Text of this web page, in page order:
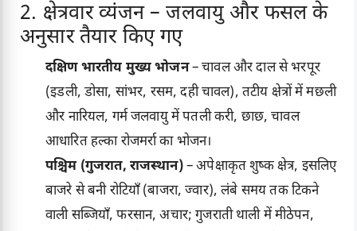
2. क्षेत्रवार व्यंजन – जलवायु और फसल के
अनुसार तैयार किए गए
दक्षिण भारतीय मुख्य भोजन– चावल और दाल से भरपूर
(इडली, डोसा, सांभर, रसम, दही चावल), तटीय क्षेत्रों में मछली
और नारियल, गर्म जलवायु में पतली करी, छाछ, चावल
आधारित हल्का रोजमर्रा का भोजन।
पश्चिम (गुजरात, राजस्थान)– अपेक्षाकृत शुष्क क्षेत्र, इसलिए
बाजरे से बनी रोटियाँ (बाजरा, ज्वार), लंबे समय तक टिकने
वाली सब्जियाँ, फरसान, अचार; गुजराती थाली में मीठेपन,